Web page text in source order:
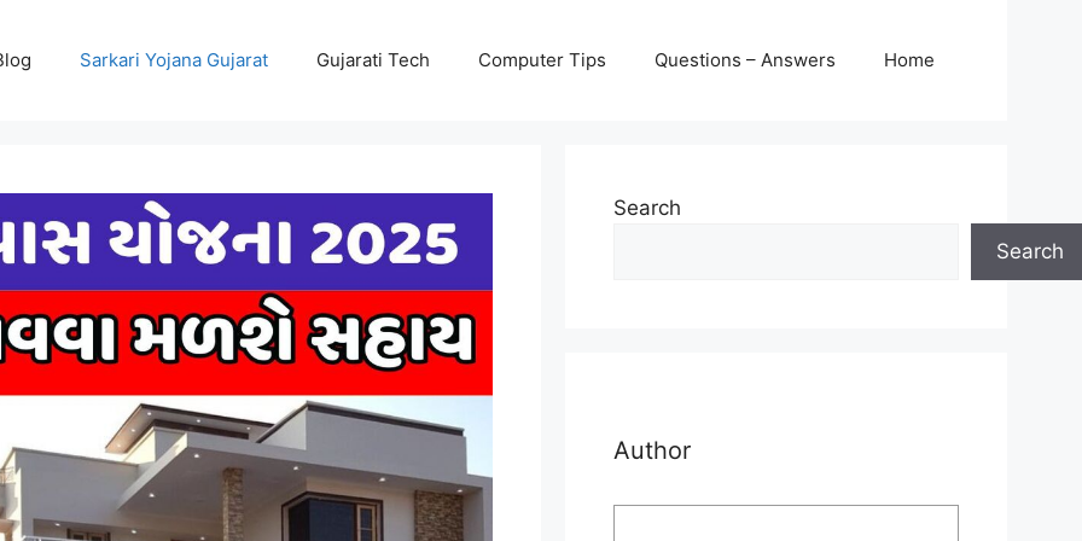
Sarkari Yojana Gujarat Gujarati Tech Computer Tips Questions – Answers Home
Search
Search
Author